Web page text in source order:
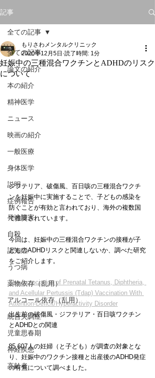
記事
全ての記事
論文の紹介
本の紹介
精神医学
ニュース
映画の紹介
一般医療
身体医学
説明
症例報告
発達障害
自殺
認知症
うつ病
薬物依存（乱用）
アルコール依存（乱用）
統合失調症
児童思春期
神経疾患
高齢者
全ての記事
妊娠中の三種混合ワクチンとADHDのリスク
について
もりさわメンタルクリニック
2020年12月5日 読了時間: 1分
ジフテリア、破傷風、百日咳の三種混合ワクチ
ンを妊娠中に実施することで、子どもの感染を
防ぐことが有効と言われており、海外の複数国
で推奨されています。
今回は、妊娠中の三種混合ワクチンの接種が子
どものADHDリスクと関連しないか、調べた研究
をご紹介します。
The Association of Prenatal Tetanus, Diphtheria,
and Acellular Pertussis (Tdap) Vaccination With
Attention-Deficit/Hyperactivity Disorder
出生前の破傷風・ジフテリア・百日咳ワクチン
とADHDとの関連
85,607人の妊婦（と子ども）が調査の対象とな
り、妊娠中のワクチン接種と出産後のADHD発症
の有無について調べました。